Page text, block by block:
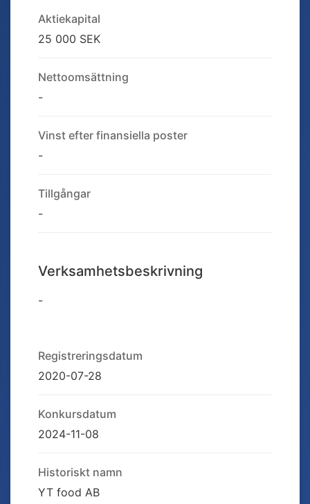
Aktiekapital
25 000 SEK
Nettoomsättning
-
Vinst efter finansiella poster
-
Tillgångar
-
Verksamhetsbeskrivning
-
Registreringsdatum
2020-07-28
Konkursdatum
2024-11-08
Historiskt namn
YT food AB